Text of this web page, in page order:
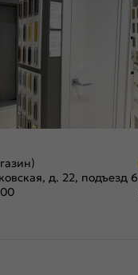
д. 22, подъезд 6